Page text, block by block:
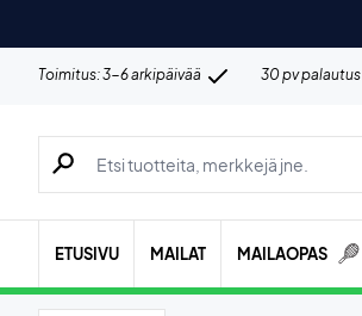
Toimitus: 3-6 arkipäivää 30 pv palautus
Hae tuotteita, merkkejä jne.
ETUSIVU MAILAT MAILAOPAS